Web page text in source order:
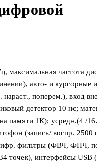
максимальная частота
авто- и курсорные
поперем.), вход
детектор 10 нс;
памяти 1К); усредн.(4 /
(запись/ воспр. 2500
фильтры (ФВЧ, ФНЧ,
точек), интерфейсы USB